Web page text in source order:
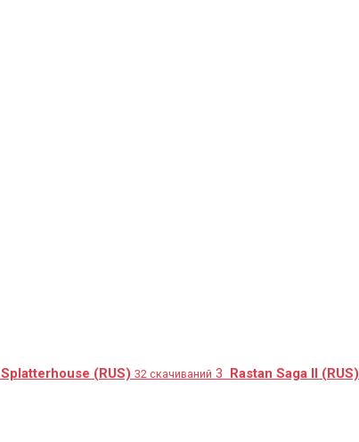
Splatterhouse (RUS) 32 скачиваний 3 Rastan Saga II (RUS)